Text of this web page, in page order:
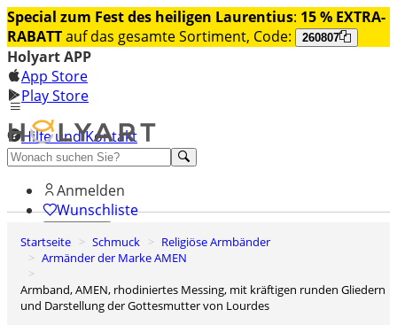
Special zum Fest des heiligen Laurentius: 15 % EXTRA-
RABATTauf das gesamte Sortiment, Code: 260807
Holyart APP
App Store
Play Store
Hilfe und Kontakt
Entdecken Sie Premium
Anmelden
Wunschliste
0
Warenkorb
Startseite Schmuck
Religiöse Armbänder
Armänder der Marke AMEN
Armband, AMEN, rhodiniertes Messing, mit kräftigen runden Gliedern
und Darstellung der Gottesmutter von Lourdes